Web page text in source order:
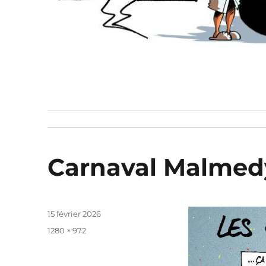
Carnaval
Publié
15 février 2026
Taille
1280 × 972